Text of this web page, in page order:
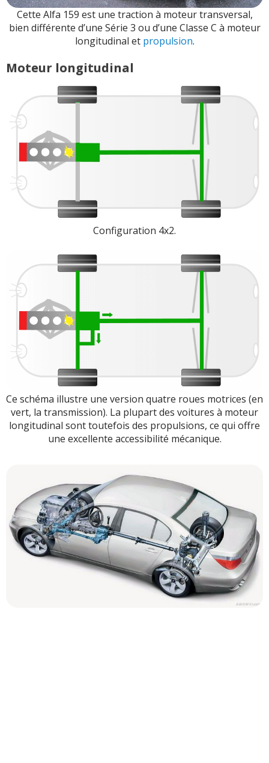
Cette Alfa 159 est une traction à moteur transversal,
bien différente d’une Série 3 ou d’une Classe C à moteur
longitudinal et propulsion.
Moteur longitudinal
Configuration 4x2.
Ce schéma illustre une version quatre roues motrices (en
vert, la transmission). La plupart des voitures à moteur
longitudinal sont toutefois des propulsions, ce qui offre
une excellente accessibilité mécanique.